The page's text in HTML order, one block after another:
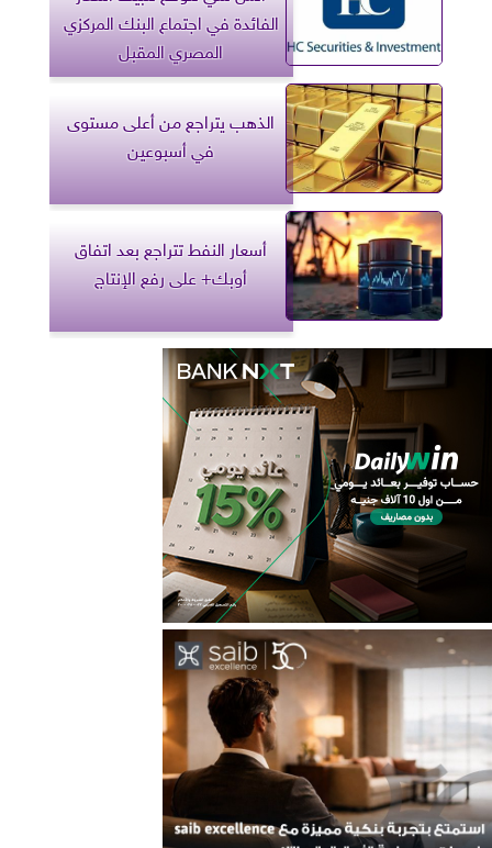
الفائدة في اجتماع البنك المركزي
المصري المقبل
الذهب يتراجع من أعلى مستوى
في أسبوعين
أسعار النفط تتراجع بعد اتفاق
أوبك+ على رفع الإنتاج